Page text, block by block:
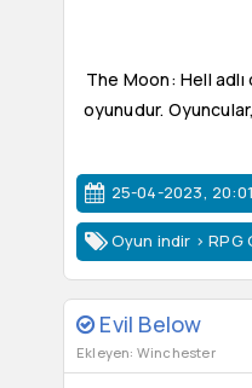
The Moon: Hell adlı
oyunudur.
25-04-2023, 20:01
Oyun indir >RPG
Evil Below
Ekleyen: Winchester